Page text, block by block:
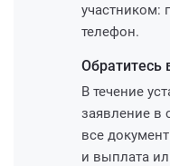
участником:
телефон.
Обратитесь
В течение
заявление в
все
и выплата